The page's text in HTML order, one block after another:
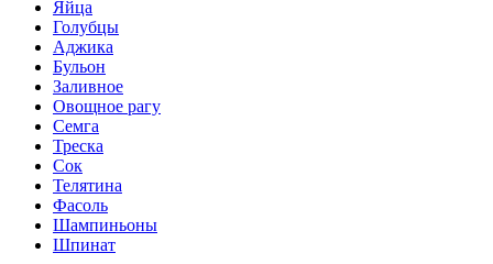
Яйца
Голубцы
Аджика
Бульон
Заливное
Овощное рагу
Семга
Треска
Сок
Телятина
Фасоль
Шампиньоны
Шпинат